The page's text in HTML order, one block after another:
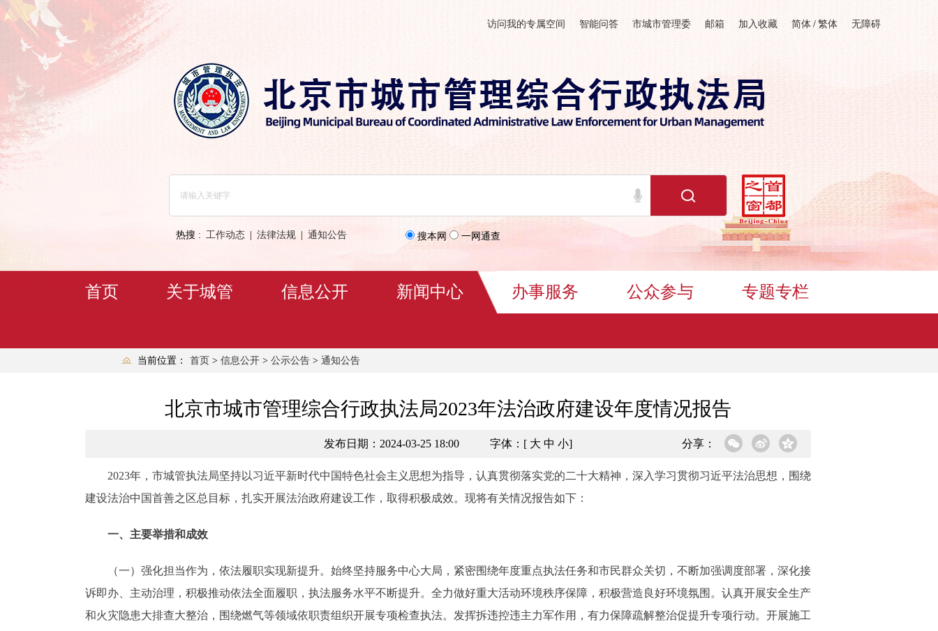
访问我的专属空间 智能问答 市城市管理委 邮箱 加入收藏 简体 / 繁体 无障碍
搜本网 一网通查
热搜 : 工作动态 法律法规 通知公告
首页 关于城管 信息公开 新闻中心 办事服务 公众参与 专题专栏
当前位置： 首页 > 信息公开 > 公示公告 > 通知公告
北京市城市管理综合行政执法局2023年法治政府建设年度情况报告
发布日期：2024-03-25 18:00 字体：[ 大 中 小] 分享：
2023年，市城管执法局坚持以习近平新时代中国特色社会主义思想为指导，认真贯彻落实党的二十大精神，深入学习贯彻习近平法治思想，围绕
建设法治中国首善之区总目标，扎实开展法治政府建设工作，取得积极成效。现将有关情况报告如下：
一、主要举措和成效
（一）强化担当作为，依法履职实现新提升。始终坚持服务中心大局，紧密围绕年度重点执法任务和市民群众关切，不断加强调度部署，深化接
诉即办、主动治理，积极推动依法全面履职，执法服务水平不断提升。全力做好重大活动环境秩序保障，积极营造良好环境氛围。认真开展安全生产
和火灾隐患大排查大整治，围绕燃气等领域依职责组织开展专项检查执法。发挥拆违控违主力军作用，有力保障疏解整治促提升专项行动。开展施工